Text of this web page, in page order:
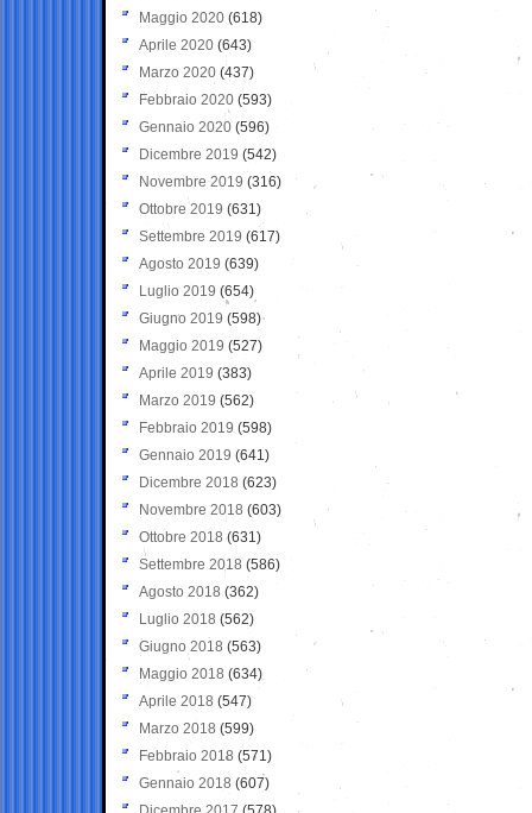
Maggio 2020 (618)
Aprile 2020 (643)
Marzo 2020 (437)
Febbraio 2020 (593)
Gennaio 2020 (596)
Dicembre 2019 (542)
Novembre 2019 (316)
Ottobre 2019 (631)
Settembre 2019 (617)
Agosto 2019 (639)
Luglio 2019 (654)
Giugno 2019 (598)
Maggio 2019 (527)
Aprile 2019 (383)
Marzo 2019 (562)
Febbraio 2019 (598)
Gennaio 2019 (641)
Dicembre 2018 (623)
Novembre 2018 (603)
Ottobre 2018 (631)
Settembre 2018 (586)
Agosto 2018 (362)
Luglio 2018 (562)
Giugno 2018 (563)
Maggio 2018 (634)
Aprile 2018 (547)
Marzo 2018 (599)
Febbraio 2018 (571)
Gennaio 2018 (607)